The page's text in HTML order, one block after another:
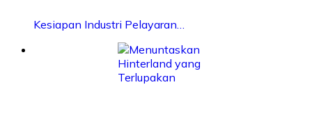
Kesiapan Industri Pelayaran…